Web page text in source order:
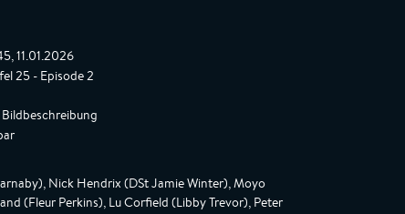
11.01.2026
25 - Episode 2
Nick Hendrix (DSt Jamie Winter), Moyo
(Fleur Perkins), Lu Corfield (Libby Trevor), Peter